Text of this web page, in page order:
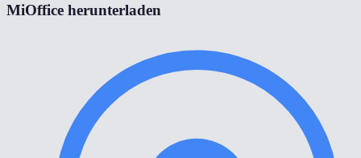
MiOffice herunterladen